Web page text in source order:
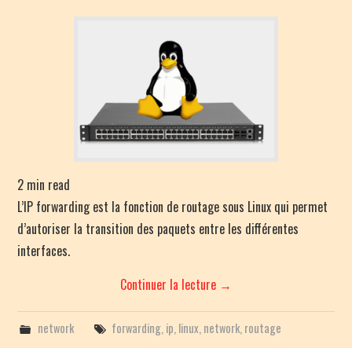
PENTEST CHEATSHEET
2 min read
L’IP forwarding est la fonction de routage sous Linux qui permet
d’autoriser la transition des paquets entre les différentes
interfaces.
Continuer la lecture →
network forwarding, ip linux, network, routage